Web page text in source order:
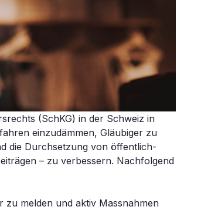
(SchKG) in der Schweiz in
einzudämmen, Gläubiger zu
die Durchsetzung von öffentlich-
– zu verbessern. Nachfolgend
melden und aktiv Massnahmen